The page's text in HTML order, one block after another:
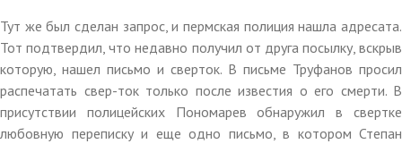
Тут же был сделан запрос, и пермская полиция нашла адресата.
Тот подтвердил, что недавно получил от друга посылку, вскрыв
которую, нашел письмо и сверток. В письме Труфанов просил
распечатать свер-ток только после известия о его смерти. В
присутствии полицейских Пономарев обнаружил в свертке
любовную переписку и еще одно письмо, в котором Степан